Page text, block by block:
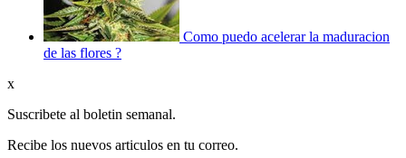
Como puedo acelerar la maduracion
de las flores ?
x
Suscribete al boletin semanal.
Recibe los nuevos articulos en tu correo.